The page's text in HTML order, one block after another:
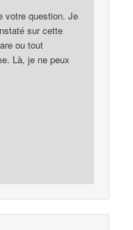
votre question. Je
sur cette
ou tout
Là, je ne peux